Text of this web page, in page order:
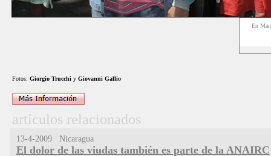
En
Fotos: Giorgio Trucchi y Giovanni Gallio
artículos relacionados
13-4-2009 Nicaragua
El dolor de las viudas también es parte de la ANAIRC